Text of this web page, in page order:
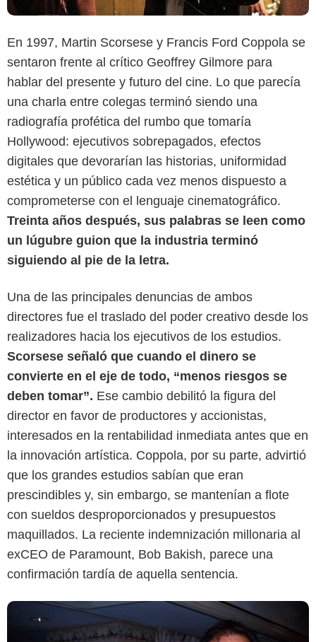
En 1997, Martin Scorsese y Francis Ford Coppola se
sentaron frente al crítico Geoffrey Gilmore para
hablar del presente y futuro del cine. Lo que parecía
una charla entre colegas terminó siendo una
radiografía profética del rumbo que tomaría
Hollywood: ejecutivos sobrepagados, efectos
digitales que devorarían las historias, uniformidad
estética y un público cada vez menos dispuesto a
comprometerse con el lenguaje cinematográfico.
Treinta años después, sus palabras se leen como
un lúgubre guion que la industria terminó
siguiendo al pie de la letra.
Una de las principales denuncias de ambos
directores fue el traslado del poder creativo desde los
realizadores hacia los ejecutivos de los estudios.
Scorsese señaló que cuando el dinero se
convierte en el eje de todo, “menos riesgos se
deben tomar”. Ese cambio debilitó la figura del
director en favor de productores y accionistas,
interesados en la rentabilidad inmediata antes que en
la innovación artística. Coppola, por su parte, advirtió
que los grandes estudios sabían que eran
prescindibles y, sin embargo, se mantenían a flote
con sueldos desproporcionados y presupuestos
maquillados. La reciente indemnización millonaria al
exCEO de Paramount, Bob Bakish, parece una
confirmación tardía de aquella sentencia.
Google